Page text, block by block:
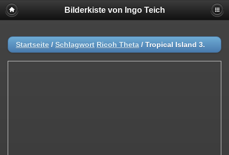
Bilderkiste von Ingo Teich
Startseite / Schlagwort Ricoh Theta / Tropical Island 3.